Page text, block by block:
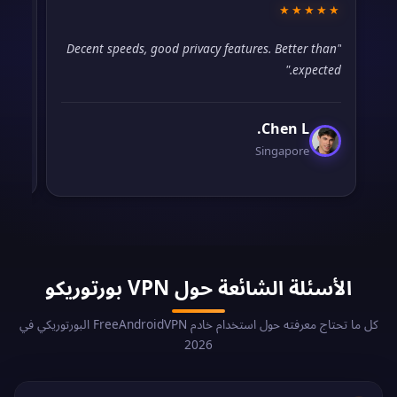
★★★★★
"Decent speeds, good privacy features. Better than
expected."
Chen L.
Singapore
الأسئلة الشائعة حول VPN بورتوريكو
كل ما تحتاج معرفته حول استخدام خادم FreeAndroidVPN البورتوريكي في
2026